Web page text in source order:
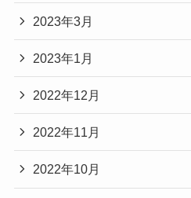
2023年3月
2023年1月
2022年12月
2022年11月
2022年10月